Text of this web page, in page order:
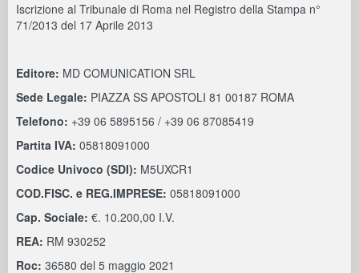
Iscrizione al Tribunale di Roma nel Registro della Stampa n°
71/2013 del 17 Aprile 2013
Editore: MD COMUNICATION SRL
Sede Legale: PIAZZA SS APOSTOLI 81 00187 ROMA
Telefono: +39 06 5895156 / +39 06 87085419
Partita IVA: 05818091000
Codice Univoco (SDI): M5UXCR1
COD.FISC. e REG.IMPRESE: 05818091000
Cap. Sociale: €. 10.200,00 I.V.
REA: RM 930252
Roc: 36580 del 5 maggio 2021